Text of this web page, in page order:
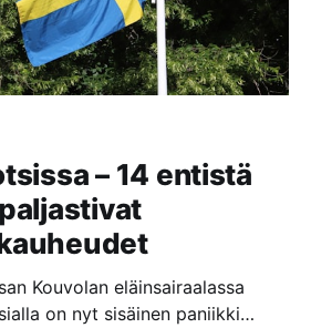
– 14 entistä
Kouvolan eläinsairaalassa
on nyt sisäinen paniikki